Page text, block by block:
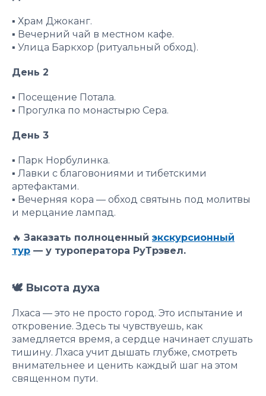
▪️ Храм Джоканг.
▪️ Вечерний чай в местном кафе.
▪️ Улица Баркхор (ритуальный обход).
День 2
▪️ Посещение Потала.
▪️ Прогулка по монастырю Сера.
День 3
▪️ Парк Норбулинка.
▪️ Лавки с благовониями и тибетскими
артефактами.
▪️ Вечерняя кора — обход святынь под молитвы
и мерцание лампад.
🔥 Заказать полноценный экскурсионный
тур — у туроператора РуТрэвел.
🕊 Высота духа
Лхаса — это не просто город. Это испытание и
откровение. Здесь ты чувствуешь, как
замедляется время, а сердце начинает слушать
тишину. Лхаса учит дышать глубже, смотреть
внимательнее и ценить каждый шаг на этом
священном пути.